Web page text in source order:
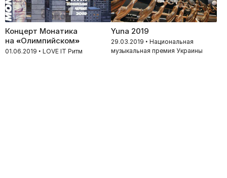
Концерт Монатика
на «Олимпийском»
01.06.2019 • LOVE IT Ритм
Yuna 2019
29.03.2019 • Национальная
музыкальная премия Украины